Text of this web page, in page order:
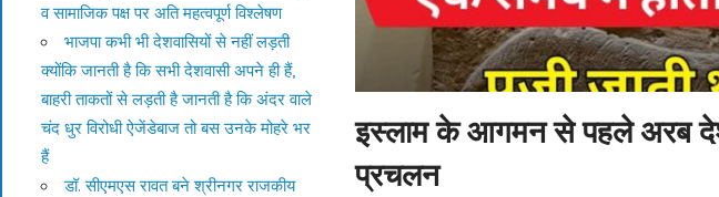
इस्लाम के आगमन से पहले अरब
प्रचलन
व सामाजिक पक्ष पर अति महत्वपूर्ण विश्लेषण
भाजपा कभी भी देशवासियों से नहीं लड़ती
क्योंकि जानती है कि सभी देशवासी अपने ही हैं,
बाहरी ताकतों से लड़ती है जानती है कि अंदर वाले
चंद धुर विरोधी ऐजेंडेबाज तो बस उनके मोहरे भर
हैं
डॉ. सीएमएस रावत बने श्रीनगर राजकीय